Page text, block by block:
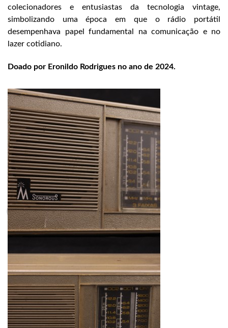
1min restante
colecionadores e entusiastas da tecnologia vintage,
simbolizando uma época em que o rádio portátil
desempenhava papel fundamental na comunicação e no
lazer cotidiano.
Doado por Eronildo Rodrigues no ano de 2024.